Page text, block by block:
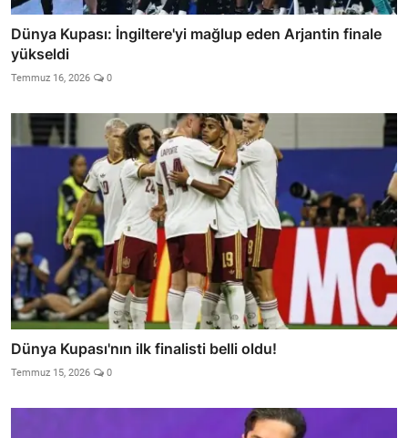
Dünya Kupası: İngiltere'yi mağlup eden Arjantin finale
yükseldi
Temmuz 16, 2026 0
Dünya Kupası'nın ilk finalisti belli oldu!
Temmuz 15, 2026 0